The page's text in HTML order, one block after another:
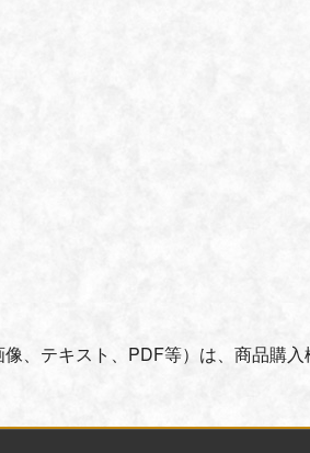
、テキスト、PDF等）は、商品購